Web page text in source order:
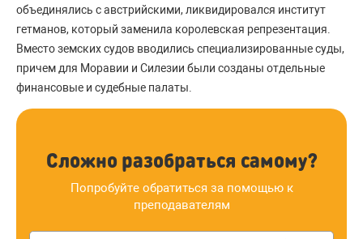
объединялись с австрийскими, ликвидировался институт
гетманов, который заменила королевская репрезентация.
Вместо земских судов вводились специализированные суды,
причем для Моравии и Силезии были созданы отдельные
финансовые и судебные палаты.
Сложно разобраться самому?
Попробуйте обратиться за помощью к
преподавателям